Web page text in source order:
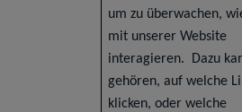
um zu überwachen,
mit unserer Website
interagieren. Dazu
gehören, auf welche
klicken, oder welche